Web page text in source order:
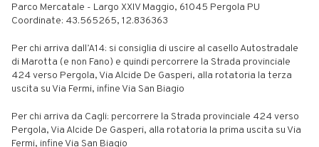
Parco Mercatale - Largo XXIV Maggio, 61045 Pergola PU
Coordinate: 43.565265, 12.836363
Per chi arriva dall’A14: si consiglia di uscire al casello Autostradale
di Marotta (e non Fano) e quindi percorrere la Strada provinciale
424 verso Pergola, Via Alcide De Gasperi, alla rotatoria la terza
uscita su Via Fermi, infine Via San Biagio
Per chi arriva da Cagli: percorrere la Strada provinciale 424 verso
Pergola, Via Alcide De Gasperi, alla rotatoria la prima uscita su Via
Fermi, infine Via San Biagio